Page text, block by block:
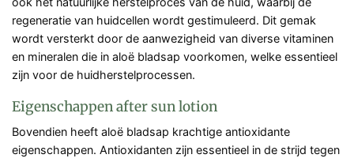
regeneratie van huidcellen wordt gestimuleerd. Dit gemak
wordt versterkt door de aanwezigheid van diverse vitaminen
en mineralen die in aloë bladsap voorkomen, welke essentieel
zijn voor de huidherstelprocessen.
Eigenschappen after sun lotion
Bovendien heeft aloë bladsap krachtige antioxidante
eigenschappen. Antioxidanten zijn essentieel in de strijd tegen